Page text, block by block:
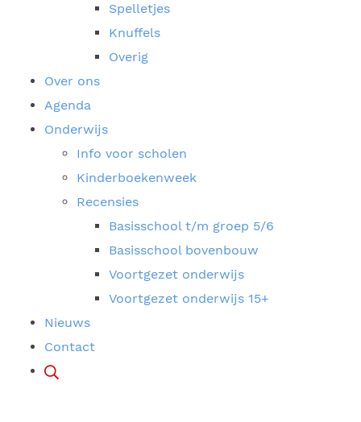
Spelletjes
Knuffels
Overig
Over ons
Agenda
Onderwijs
Info voor scholen
Kinderboekenweek
Recensies
Basisschool t/m groep 5/6
Basisschool bovenbouw
Voortgezet onderwijs
Voortgezet onderwijs 15+
Nieuws
Contact